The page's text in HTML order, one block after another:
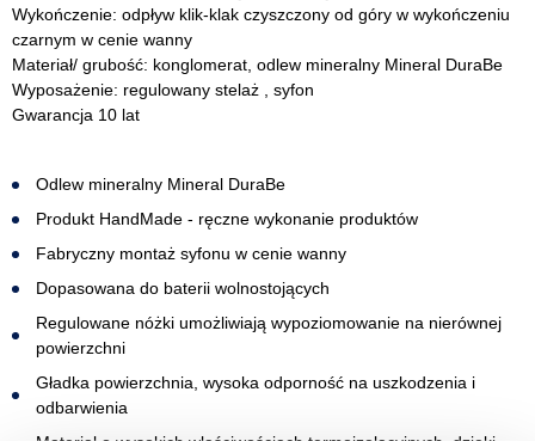
Wykończenie: odpływ klik-klak czyszczony od góry w wykończeniu
czarnym w cenie wanny
Materiał/ grubość: konglomerat, odlew mineralny Mineral DuraBe
Wyposażenie: regulowany stelaż , syfon
Gwarancja 10 lat
Odlew mineralny Mineral DuraBe
Produkt HandMade - ręczne wykonanie produktów
Fabryczny montaż syfonu w cenie wanny
Dopasowana do baterii wolnostojących
Regulowane nóżki umożliwiają wypoziomowanie na nierównej
powierzchni
Gładka powierzchnia, wysoka odporność na uszkodzenia i
odbarwienia